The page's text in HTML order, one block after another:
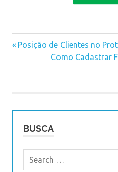
faturamento
Navegação
Previous
Posição de Clientes no
Next
Post:
Como Cadastrar
BUSCA